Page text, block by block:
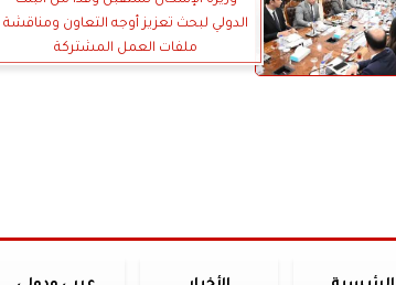
الدولي لبحث تعزيز أوجه التعاون ومناقشة
ملفات العمل المشتركة